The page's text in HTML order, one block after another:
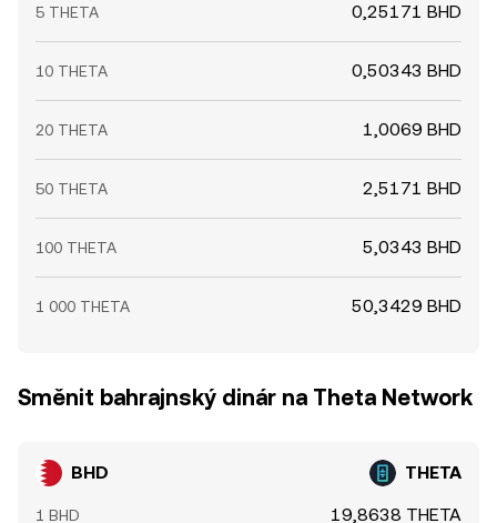
5 THETA 0,25171 BHD
10 THETA 0,50343 BHD
20 THETA 1,0069 BHD
50 THETA 2,5171 BHD
100 THETA 5,0343 BHD
1 000 THETA 50,3429 BHD
Směnit bahrajnský dinár na Theta Network
BHD THETA
1 BHD 19,8638 THETA